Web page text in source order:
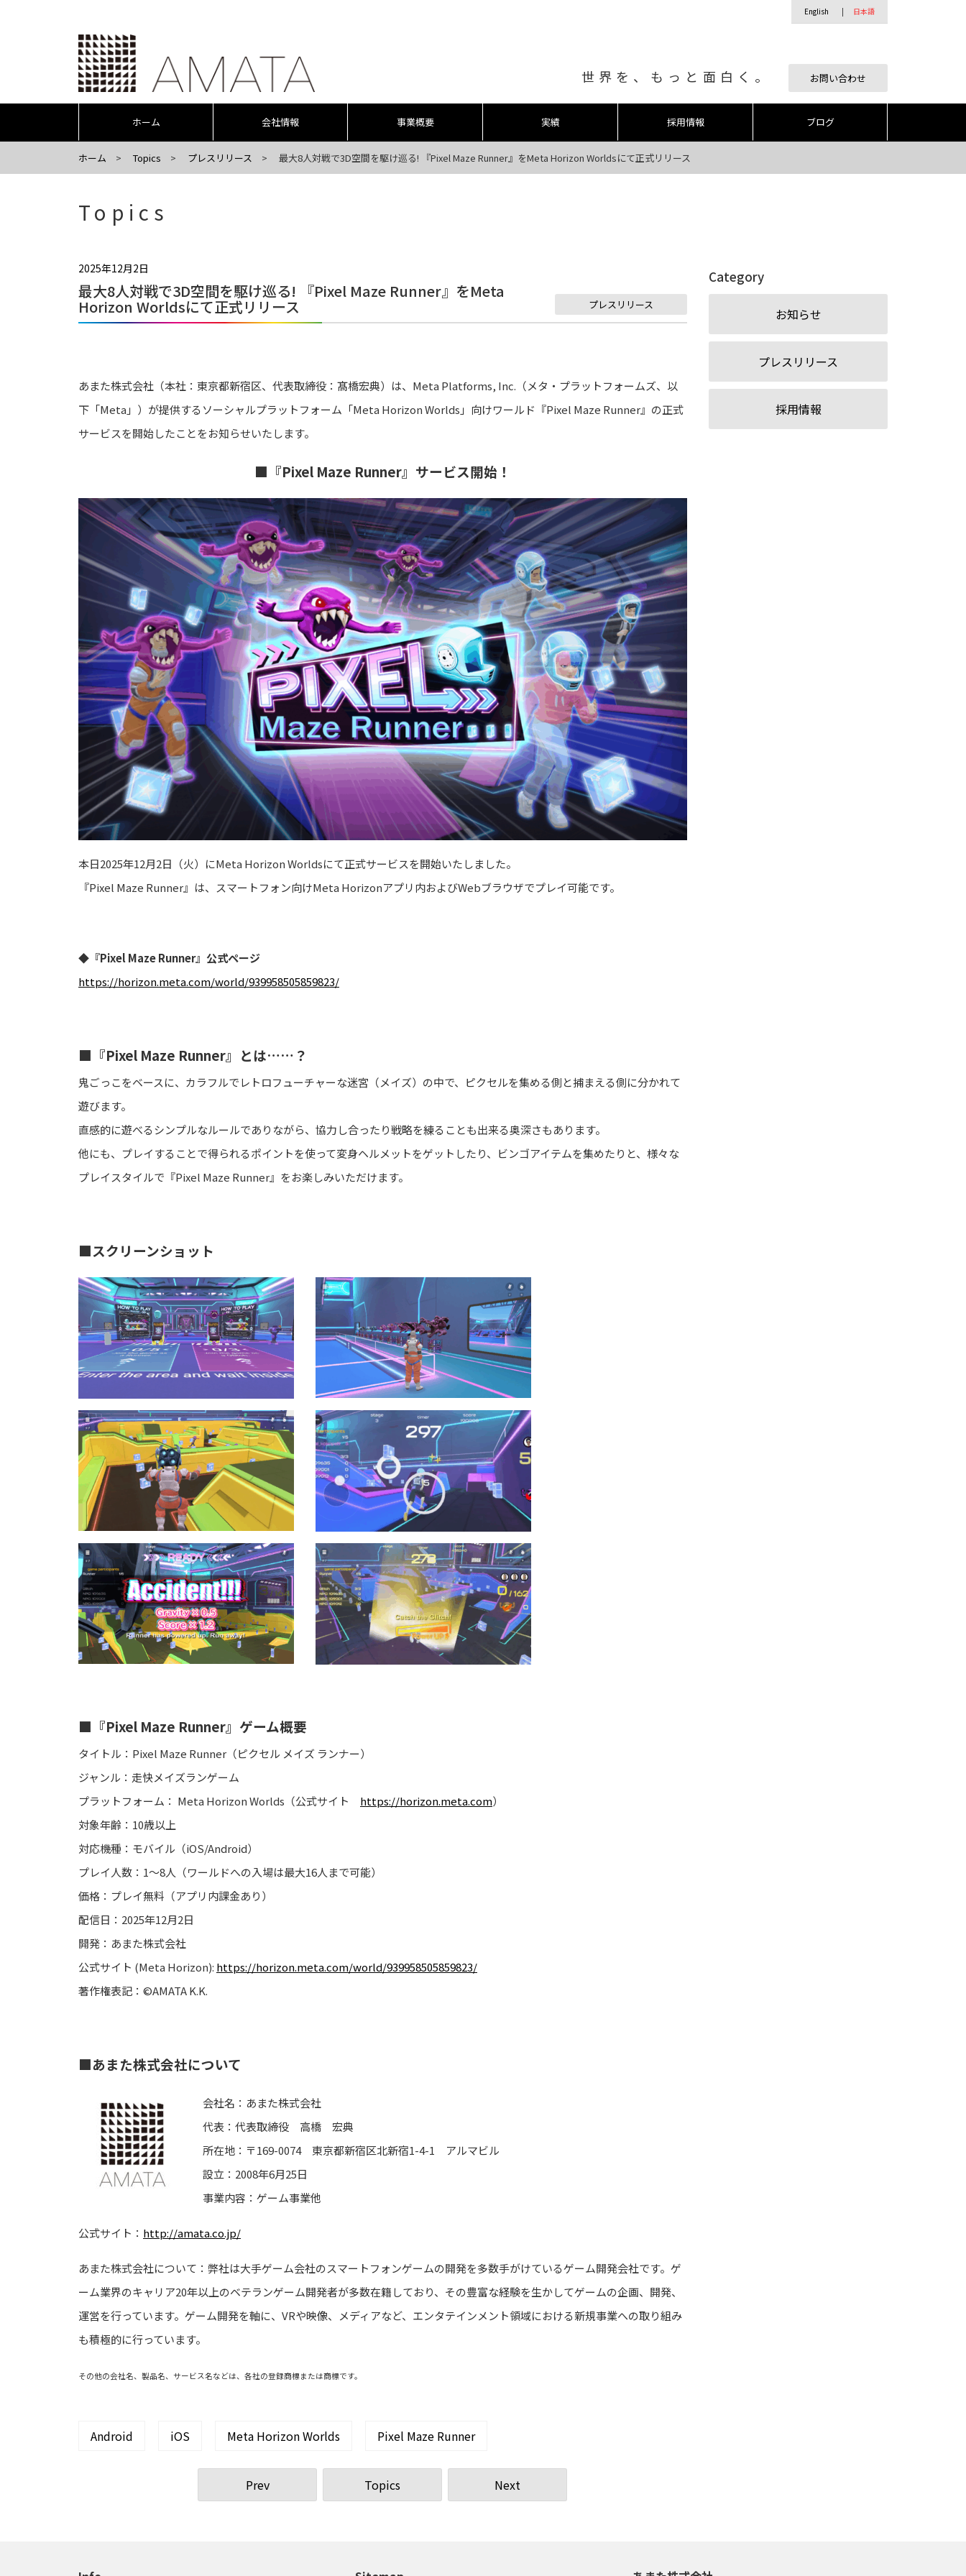
English 日本語
世界を、もっと面白く。 お問い合わせ
ホーム 会社情報 事業概要 実績 採用情報 ブログ
ホーム Topics プレスリリース 最大8人対戦で3D空間を駆け巡る! 『Pixel Maze Runner』をMeta Horizon Worldsにて正式リリース
Topics
2025年12月2日
プレスリリース
最大8人対戦で3D空間を駆け巡る! 『Pixel Maze Runner』をMeta
Horizon Worldsにて正式リリース
あまた株式会社（本社：東京都新宿区、代表取締役：髙橋宏典）は、Meta Platforms, Inc.（メタ・プラットフォームズ、以
下「Meta」）が提供するソーシャルプラットフォーム「Meta Horizon Worlds」向けワールド『Pixel Maze Runner』の正式
サービスを開始したことをお知らせいたします。
■『Pixel Maze Runner』サービス開始！
本日2025年12月2日（火）にMeta Horizon Worldsにて正式サービスを開始いたしました。
『Pixel Maze Runner』は、スマートフォン向けMeta Horizonアプリ内およびWebブラウザでプレイ可能です。
◆『Pixel Maze Runner』公式ページ
https://horizon.meta.com/world/939958505859823/
■『Pixel Maze Runner』とは……？
鬼ごっこをベースに、カラフルでレトロフューチャーな迷宮（メイズ）の中で、ピクセルを集める側と捕まえる側に分かれて
遊びます。
直感的に遊べるシンプルなルールでありながら、協力し合ったり戦略を練ることも出来る奥深さもあります。
他にも、プレイすることで得られるポイントを使って変身ヘルメットをゲットしたり、ビンゴアイテムを集めたりと、様々な
プレイスタイルで『Pixel Maze Runner』をお楽しみいただけます。
■スクリーンショット
■『Pixel Maze Runner』ゲーム概要
タイトル：Pixel Maze Runner（ピクセル メイズ ランナー）
ジャンル：走快メイズランゲーム
プラットフォーム： Meta Horizon Worlds（公式サイト https://horizon.meta.com）
対象年齢：10歳以上
対応機種：モバイル（iOS/Android）
プレイ人数：1～8人（ワールドへの入場は最大16人まで可能）
価格：プレイ無料（アプリ内課金あり）
配信日：2025年12月2日
開発：あまた株式会社
公式サイト (Meta Horizon): https://horizon.meta.com/world/939958505859823/
著作権表記：©AMATA K.K.
■あまた株式会社について
会社名：あまた株式会社
代表：代表取締役 高橋 宏典
所在地：〒169-0074 東京都新宿区北新宿1-4-1 アルマビル
設立：2008年6月25日
事業内容：ゲーム事業他
公式サイト： http://amata.co.jp/
あまた株式会社について：弊社は大手ゲーム会社のスマートフォンゲームの開発を多数手がけているゲーム開発会社です。ゲ
ーム業界のキャリア20年以上のベテランゲーム開発者が多数在籍しており、その豊富な経験を生かしてゲームの企画、開発、
運営を行っています。ゲーム開発を軸に、VRや映像、メディアなど、エンタテインメント領域における新規事業への取り組み
も積極的に行っています。
その他の会社名、製品名、サービス名などは、各社の登録商標または商標です。
Android iOS Meta Horizon Worlds Pixel Maze Runner
Prev Topics Next
Category
お知らせ
プレスリリース
採用情報